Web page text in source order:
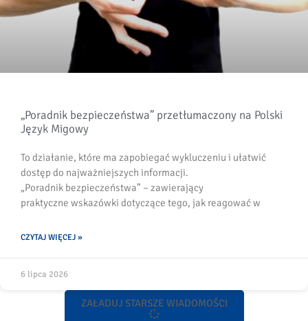
„Poradnik bezpieczeństwa” przetłumaczony na Polski
Język Migowy
To działanie, które ma zapobiegać wykluczeniu i ułatwić
dostęp do najważniejszych informacji.
„Poradnik bezpieczeństwa” – zawierający
praktyczne wskazówki dotyczące tego, jak reagować w
CZYTAJ WIĘCEJ »
6 lipca 2026
ZAŁADUJ STARSZE WIADOMOŚCI